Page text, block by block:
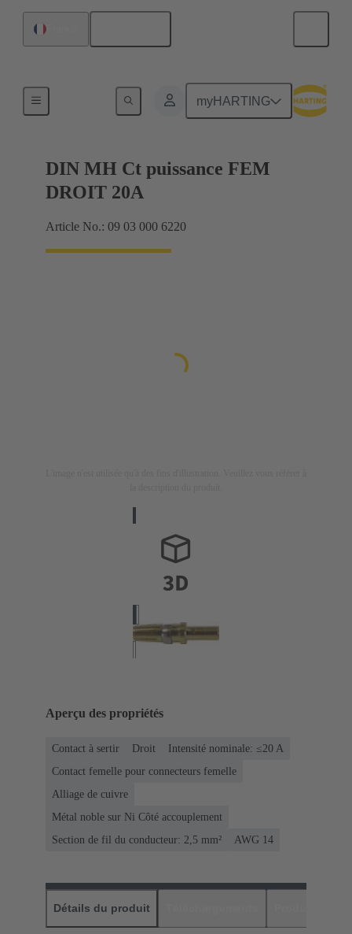
myHARTING
DIN MH Ct puissance FEM
DROIT 20A
Article No.: 09 03 000 6220
Aperçu des propriétés
Contact à sertir Droit
Intensité nominale: ≤20 A
Contact femelle pour connecteurs femelle
Alliage de cuivre
Métal noble sur Ni Côté accouplement
Section de fil du conducteur: 2,5 mm²
AWG 14
Détails du produit